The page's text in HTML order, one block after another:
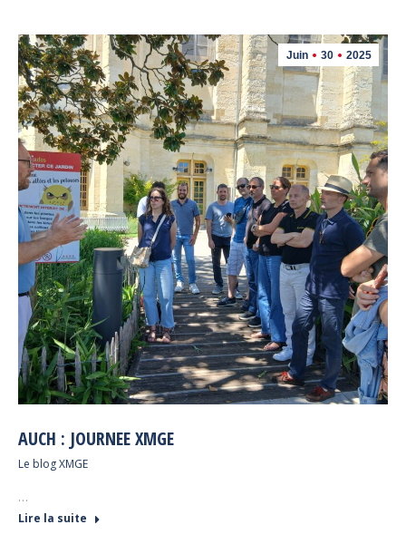
Juin 30 2025
AUCH : JOURNEE XMGE
Le blog XMGE
…
Lire la suite